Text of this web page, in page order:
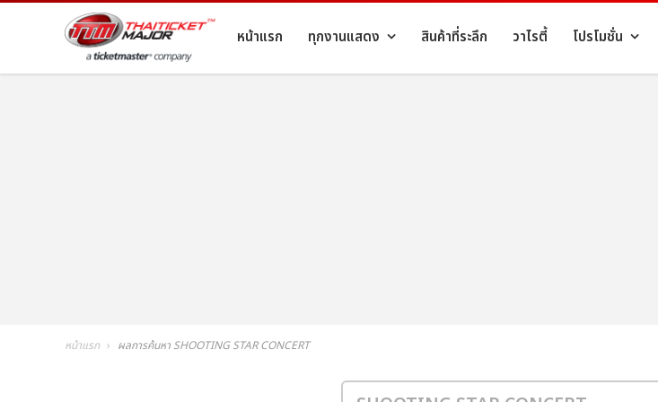
หน้าแรก ทุกงานแสดง สินค้าที่ระลึก วาไรตี้ โปรโมชั่น
หน้าแรก ผลการค้นหา SHOOTING STAR CONCERT